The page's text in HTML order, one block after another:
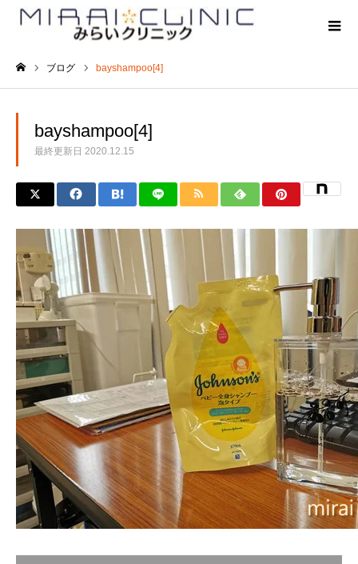
ブログ bayshampoo[4]
bayshampoo[4]
最終更新日 2020.12.15